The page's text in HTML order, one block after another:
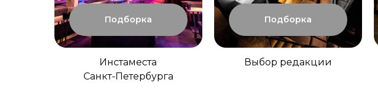
Инстаместа
Санкт-Петербурга
Подборка
Выбор редакции
Подборка